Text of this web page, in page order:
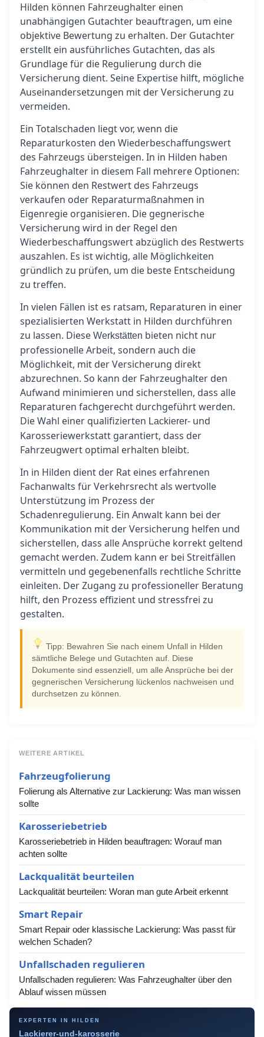
Hilden können Fahrzeughalter einen
unabhängigen Gutachter beauftragen, um eine
objektive Bewertung zu erhalten. Der Gutachter
erstellt ein ausführliches Gutachten, das als
Grundlage für die Regulierung durch die
Versicherung dient. Seine Expertise hilft, mögliche
Auseinandersetzungen mit der Versicherung zu
vermeiden.
Ein Totalschaden liegt vor, wenn die
Reparaturkosten den Wiederbeschaffungswert
des Fahrzeugs übersteigen. In in Hilden haben
Fahrzeughalter in diesem Fall mehrere Optionen:
Sie können den Restwert des Fahrzeugs
verkaufen oder Reparaturmaßnahmen in
Eigenregie organisieren. Die gegnerische
Versicherung wird in der Regel den
Wiederbeschaffungswert abzüglich des Restwerts
auszahlen. Es ist wichtig, alle Möglichkeiten
gründlich zu prüfen, um die beste Entscheidung
zu treffen.
In vielen Fällen ist es ratsam, Reparaturen in einer
spezialisierten Werkstatt in Hilden durchführen
zu lassen. Diese Werkstätten bieten nicht nur
professionelle Arbeit, sondern auch die
Möglichkeit, mit der Versicherung direkt
abzurechnen. So kann der Fahrzeughalter den
Aufwand minimieren und sicherstellen, dass alle
Reparaturen fachgerecht durchgeführt werden.
Die Wahl einer qualifizierten Lackierer- und
Karosseriewerkstatt garantiert, dass der
Fahrzeugwert optimal erhalten bleibt.
In in Hilden dient der Rat eines erfahrenen
Fachanwalts für Verkehrsrecht als wertvolle
Unterstützung im Prozess der
Schadenregulierung. Ein Anwalt kann bei der
Kommunikation mit der Versicherung helfen und
sicherstellen, dass alle Ansprüche korrekt geltend
gemacht werden. Zudem kann er bei Streitfällen
vermitteln und gegebenenfalls rechtliche Schritte
einleiten. Der Zugang zu professioneller Beratung
hilft, den Prozess effizient und stressfrei zu
gestalten.
Tipp: Bewahren Sie nach einem Unfall in Hilden
sämtliche Belege und Gutachten auf. Diese
Dokumente sind essenziell, um alle Ansprüche bei der
gegnerischen Versicherung lückenlos nachweisen und
durchsetzen zu können.
WEITERE ARTIKEL
Fahrzeugfolierung
Folierung als Alternative zur Lackierung: Was man wissen
sollte
Karosseriebetrieb
Karosseriebetrieb in Hilden beauftragen: Worauf man
achten sollte
Lackqualität beurteilen
Lackqualität beurteilen: Woran man gute Arbeit erkennt
Smart Repair
Smart Repair oder klassische Lackierung: Was passt für
welchen Schaden?
Unfallschaden regulieren
Unfallschaden regulieren: Was Fahrzeughalter über den
Ablauf wissen müssen
EXPERTEN IN HILDEN
Lackierer-und-karosserie